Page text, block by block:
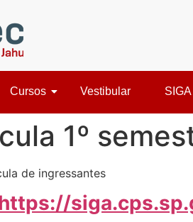
Cursos Vestibular SIGA
1º
de ingressantes